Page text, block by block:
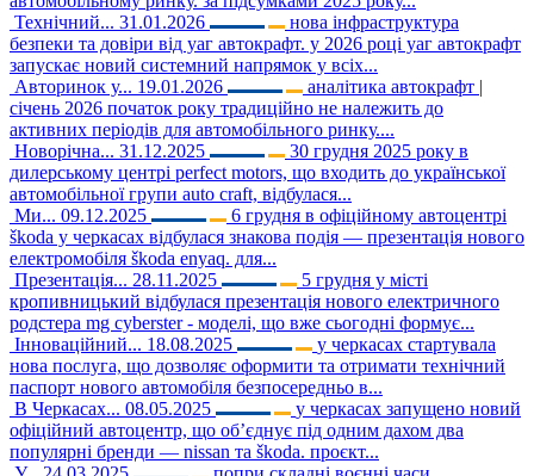
Технічний... 31.01.2026
нова інфраструктура
безпеки та довіри від уаг автокрафт. у 2026 році уаг автокрафт
запускає новий системний напрямок у всіх...
Авторинок у... 19.01.2026
аналітика автокрафт |
січень 2026 початок року традиційно не належить до
активних періодів для автомобільного ринку....
Новорічна... 31.12.2025
30 грудня 2025 року в
дилерському центрі perfect motors, що входить до української
автомобільної групи auto craft, відбулася...
Ми... 09.12.2025
6 грудня в офіційному автоцентрі
škoda у черкасах відбулася знакова подія — презентація нового
електромобіля škoda enyaq. для...
Презентація... 28.11.2025
5 грудня у місті
кропивницький відбулася презентація нового електричного
родстера mg cyberster - моделі, що вже сьогодні формує...
Інноваційний... 18.08.2025
у черкасах стартувала
нова послуга, що дозволяє оформити та отримати технічний
паспорт нового автомобіля безпосередньо в...
В Черкасах... 08.05.2025
у черкасах запущено новий
офіційний автоцентр, що об’єднує під одним дахом два
популярні бренди — nissan та škoda. проєкт...